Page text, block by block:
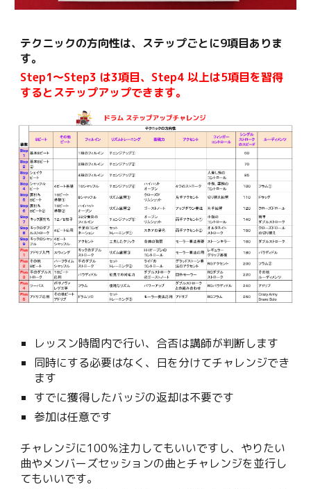
テクニックの方向性は、ステップごとに9項目ありま
す。
Step1〜Step3 は3項目、Step4 以上は5項目を習得
するとステップアップできます。
レッスン時間内で行い、合否は講師が判断します
同時にする必要はなく、日を分けてチャレンジでき
ます
すでに獲得したバッジの返却は不要です
参加は任意です
チャレンジに100％注力してもいいですし、やりたい
曲やメンバーズセッションの曲とチャレンジを並行し
てもいいです。